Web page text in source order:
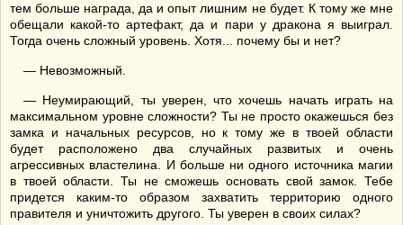
тем больше награда, да и опыт лишним не будет. К тому же мне
обещали какой-то артефакт, да и пари у дракона я выиграл.
Тогда очень сложный уровень. Хотя... почему бы и нет?
— Невозможный.
— Неумирающий, ты уверен, что хочешь начать играть на
максимальном уровне сложности? Ты не просто окажешься без
замка и начальных ресурсов, но к тому же в твоей области
будет расположено два случайных развитых и очень
агрессивных властелина. И больше ни одного источника магии
в твоей области. Ты не сможешь основать свой замок. Тебе
придется каким-то образом захватить территорию одного
правителя и уничтожить другого. Ты уверен в своих силах?